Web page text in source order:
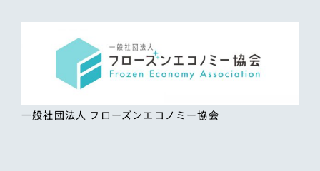
一般社団法人 フローズンエコノミー協会